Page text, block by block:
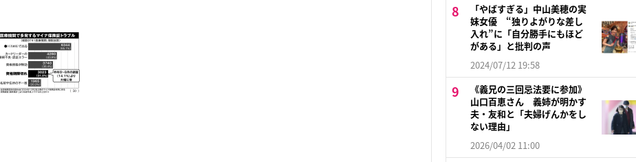
「やばすぎる」中山美穂の実
妹女優 “独りよがりな差し
入れ”に「自分勝手にもほど
がある」と批判の声
2024/07/12 19:58
《義兄の三回忌法要に参加》
山口百恵さん 義姉が明かす
夫・友和と「夫婦げんかをし
ない理由」
2026/04/02 11:00